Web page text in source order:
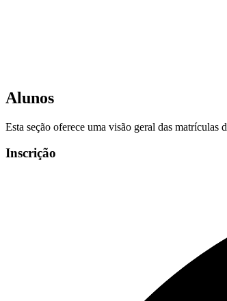
Alunos
Esta seção oferece uma visão geral das matrículas
Inscrição